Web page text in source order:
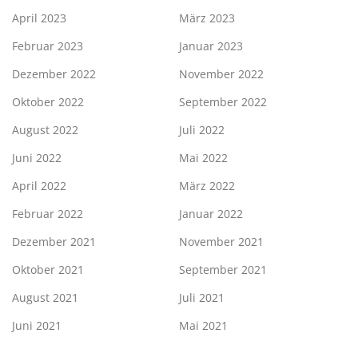
April 2023
März 2023
Februar 2023
Januar 2023
Dezember 2022
November 2022
Oktober 2022
September 2022
August 2022
Juli 2022
Juni 2022
Mai 2022
April 2022
März 2022
Februar 2022
Januar 2022
Dezember 2021
November 2021
Oktober 2021
September 2021
August 2021
Juli 2021
Juni 2021
Mai 2021